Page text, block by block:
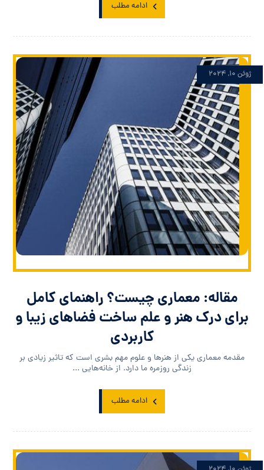
ادامه مطلب
مقاله: معماری چیست؟ راهنمای کامل
برای درک هنر و علم ساخت فضاهای زیبا و
کاربردی
ژوئن ۱۰, ۲۰۲۴
مقدمه معماری یکی از هنرها و علوم مهم بشری است که تاثیر زیادی بر
زندگی روزمره ما دارد. از خانه‌هایی ...
ادامه مطلب